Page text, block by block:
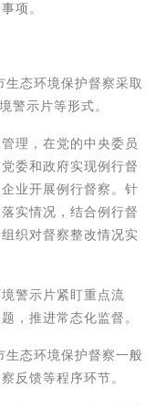
项。
态环境保护督察采取
警示片等形式。
理，在党的中央委员
委和政府实现例行督
业开展例行督察。针
实情况，结合例行督
织对督察整改情况实
警示片紧盯重点流
，推进常态化监督。
态环境保护督察一般
反馈等程序环节。